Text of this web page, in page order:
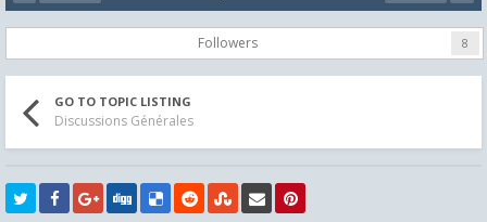
Followers 8
GO TO TOPIC LISTING
Discussions Générales